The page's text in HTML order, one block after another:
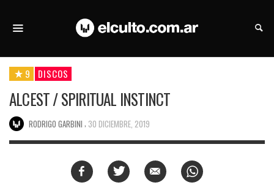
9 DISCOS
ALCEST / SPIRITUAL INSTINCT
RODRIGO GARBINI 30 DICIEMBRE, 2019